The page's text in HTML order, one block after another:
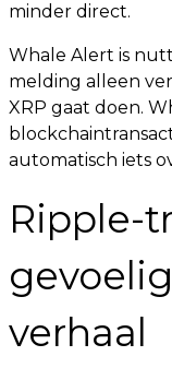
minder direct.
Whale Alert is
melding alleen
XRP gaat doen.
automatisch iets
Ripple-
verhaal